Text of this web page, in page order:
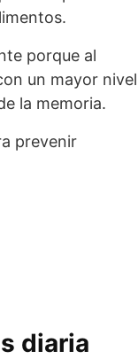
porque al
un mayor nivel
la memoria.
prevenir
diaria